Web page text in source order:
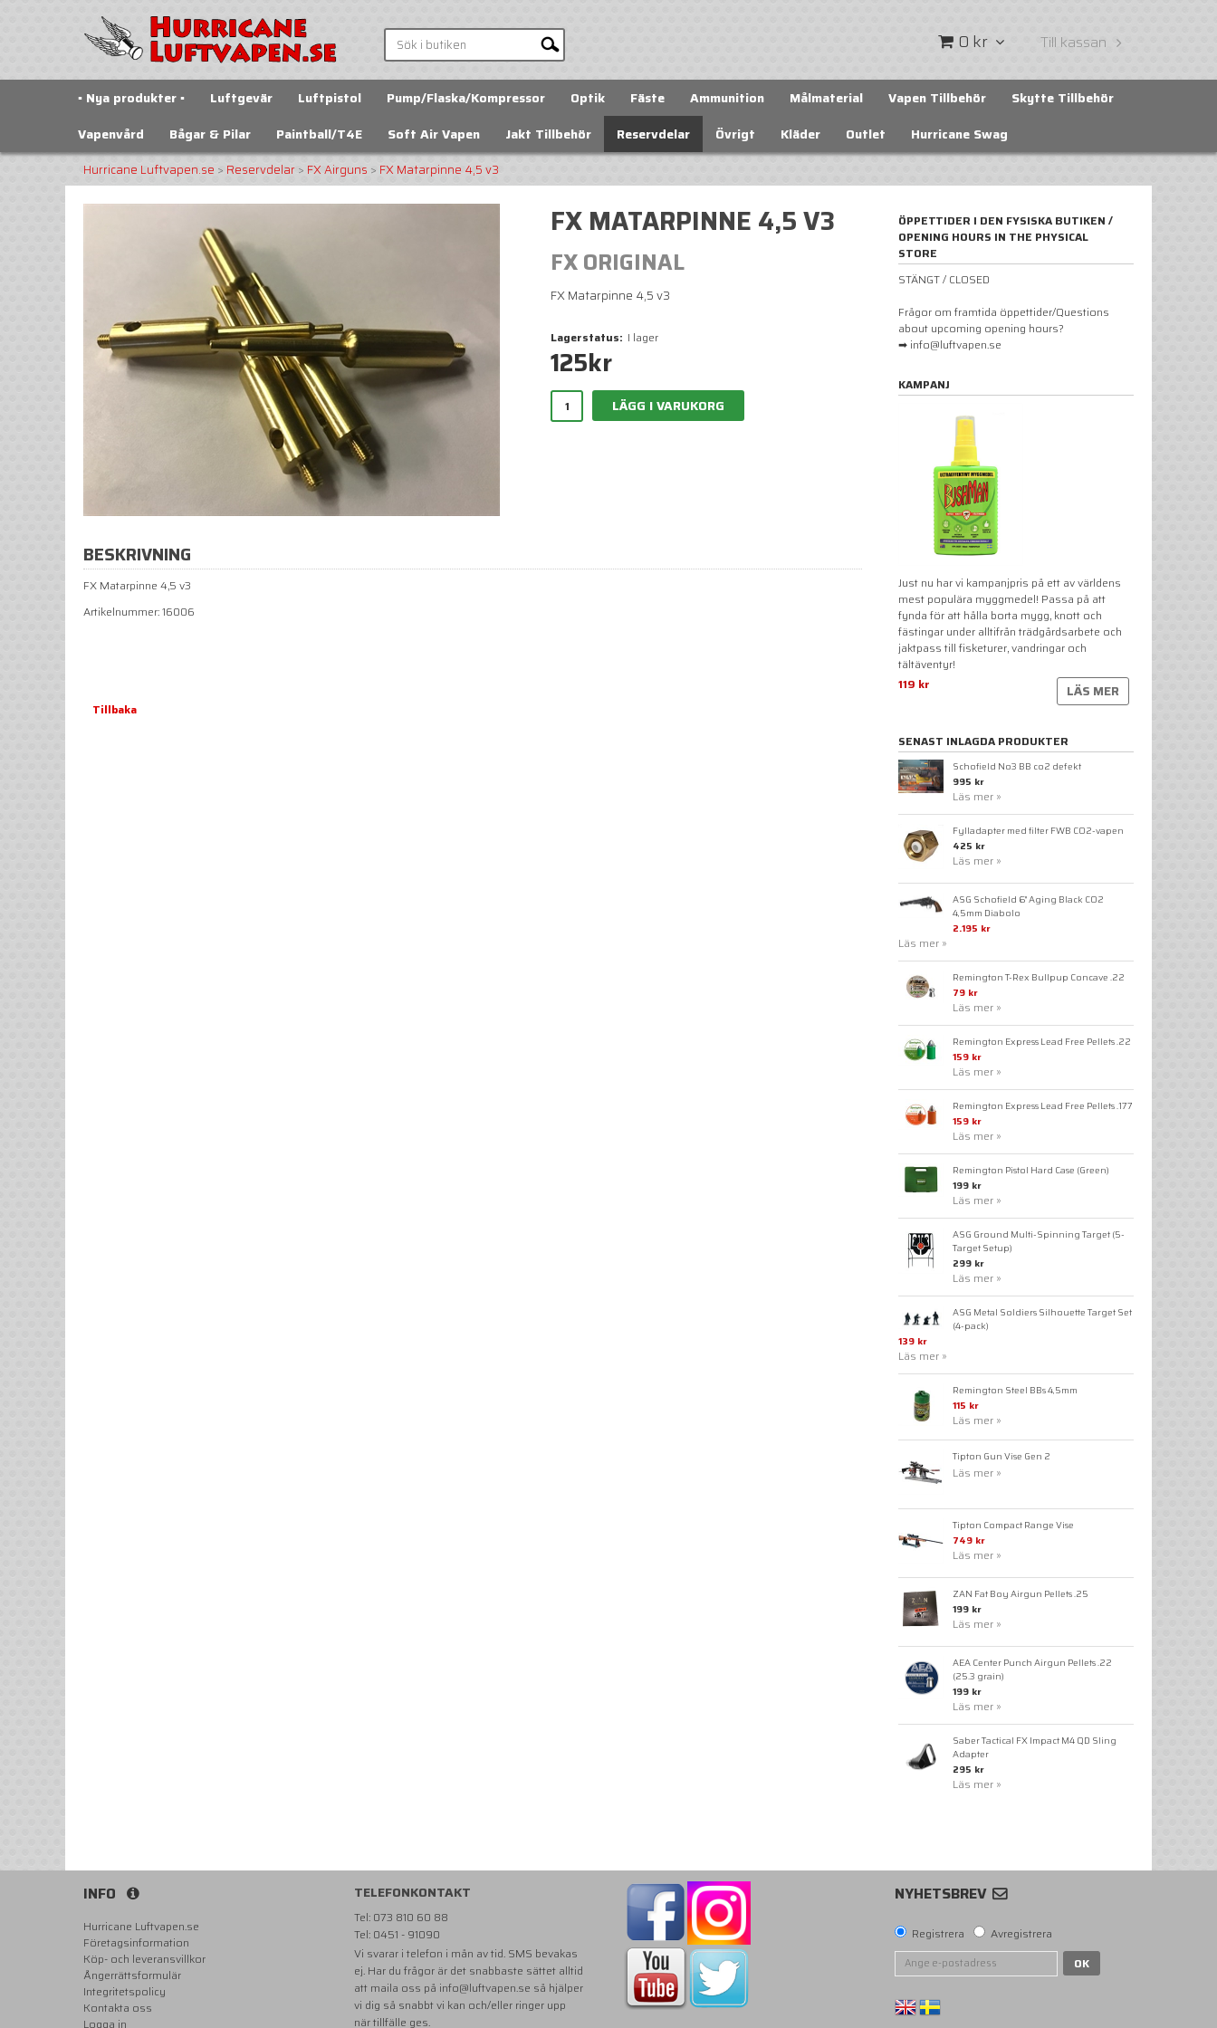
0 kr Till kassan
▪️ Nya produkter ▪️ Luftgevär Luftpistol Pump/Flaska/Kompressor Optik Fäste Ammunition Målmaterial Vapen Tillbehör
Skytte Tillbehör
Vapenvård
Bågar & Pilar Paintball/T4E Soft Air Vapen Jakt Tillbehör Reservdelar Övrigt Kläder Outlet Hurricane Swag
Hurricane Luftvapen.se > Reservdelar> FX Airguns > FX Matarpinne 4,5 v3
FX MATARPINNE 4,5 V3
FX ORIGINAL
FX Matarpinne 4,5 v3
Lagerstatus: I lager
125kr
LÄGG I VARUKORG
BESKRIVNING
FX Matarpinne 4,5 v3
Artikelnummer: 16006
Tillbaka
ÖPPETTIDER I DEN FYSISKA BUTIKEN /
OPENING HOURS IN THE PHYSICAL
STORE
STÄNGT / CLOSED
Frågor om framtida öppettider/Questions
about upcoming opening hours?
➡ info@luftvapen.se
KAMPANJ
Just nu har vi kampanjpris på ett av världens
mest populära myggmedel! Passa på att
fynda för att hålla borta mygg, knott och
fästingar under alltifrån trädgårdsarbete och
jaktpass till fisketurer, vandringar och
tältäventyr!
119 kr
LÄS MER
SENAST INLAGDA PRODUKTER
Schofield No3 BB co2 defekt
995 kr
Läs mer »
Fylladapter med filter FWB CO2-vapen
425 kr
Läs mer »
ASG Schofield 6" Aging Black CO2
4,5mm Diabolo
2.195 kr
Läs mer »
Remington T-Rex Bullpup Concave .22
79 kr
Läs mer »
Remington Express Lead Free Pellets .22
159 kr
Läs mer »
Remington Express Lead Free Pellets .177
159 kr
Läs mer »
Remington Pistol Hard Case (Green)
199 kr
Läs mer »
ASG Ground Multi-Spinning Target (5-
Target Setup)
299 kr
Läs mer »
ASG Metal Soldiers Silhouette Target Set
(4-pack)
139 kr
Läs mer »
Remington Steel BBs 4,5mm
115 kr
Läs mer »
Tipton Gun Vise Gen 2
Läs mer »
Tipton Compact Range Vise
749 kr
Läs mer »
ZAN Fat Boy Airgun Pellets .25
199 kr
Läs mer »
AEA Center Punch Airgun Pellets .22
(25.3 grain)
199 kr
Läs mer »
Saber Tactical FX Impact M4 QD Sling
Adapter
295 kr
Läs mer »
INFO
Hurricane Luftvapen.se
Företagsinformation
Köp- och leveransvillkor
Ångerrättsformulär
Integritetspolicy
Kontakta oss
Logga in
TELEFONKONTAKT
Tel: 073 810 60 88
Tel: 0451 - 91090
Vi svarar i telefon i mån av tid. SMS bevakas
ej. Har du frågor är det snabbaste sättet alltid
att maila oss på info@luftvapen.se så hjälper
vi dig så snabbt vi kan och/eller ringer upp
när tillfälle ges.
NYHETSBREV
Registrera
Avregistrera
OK